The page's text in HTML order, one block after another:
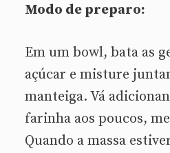
Modo de preparo:
Em um bowl, bata as
açúcar e misture
manteiga. Vá
farinha aos poucos,
Quando a massa